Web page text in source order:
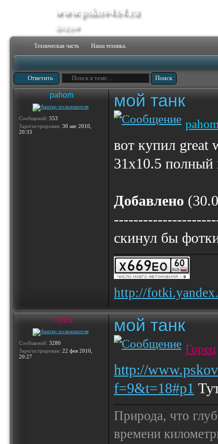
www.pskov4x4.ru
форум
Техническая часть Наша техника.
Ответить
pahom
Сообщений: 553
Зарегистрирован: 30 авг 2010,
20:33
мой танк
вот купил great
31х10.5
Добавлено
скинул бы
http://
Горец
Сообщений: 3280
Зарегистрирован: 22 фев 2010,
20:27
мой танк
Горец
http://
f=9&t=18#p1
Природа, что
времени